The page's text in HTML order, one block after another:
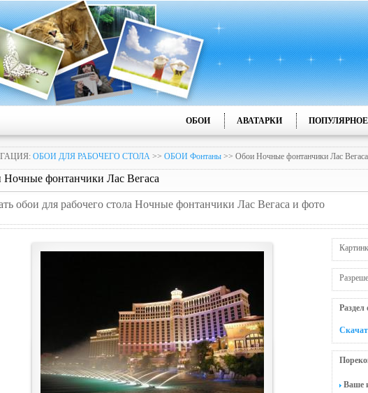
ОБОИ АВАТАРКИ ПОПУЛЯРНОЕ
ОБОИ ДЛЯ РАБОЧЕГО СТОЛА >> ОБОИ Фонтаны >> Обои Ночные фонтанчики Лас Вегаса
фонтанчики Лас Вегаса
обои для рабочего стола Ночные фонтанчики Лас Вегаса и фото
Раздел